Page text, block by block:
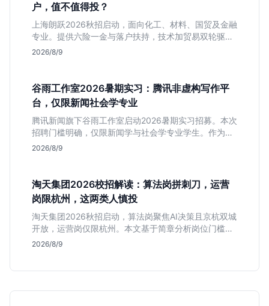
户，值不值得投？
上海朗跃2026秋招启动，面向化工、材料、国贸及金融
专业。提供六险一金与落户扶持，技术加贸易双轮驱动
模式稳定性高。本文解读岗位需求与福利含金量，帮应
2026/8/9
谷雨工作室2026暑期实习：腾讯非虚构写作平
台，仅限新闻社会学专业
腾讯新闻旗下谷雨工作室启动2026暑期实习招募。本次
招聘门槛明确，仅限新闻学与社会学专业学生。作为深
耕非虚构写作的头部团队，该岗位提供独立发稿机会与
2026/8/9
淘天集团2026校招解读：算法岗拼刺刀，运营
岗限杭州，这两类人慎投
淘天集团2026秋招启动，算法岗聚焦AI决策且京杭双城
开放，运营岗仅限杭州。本文基于简章分析岗位门槛、
薪资行情及适合人群，帮应届生判断是否值得投递。
2026/8/9